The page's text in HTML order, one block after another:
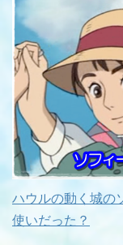
ハウルの動く城の
使いだった？